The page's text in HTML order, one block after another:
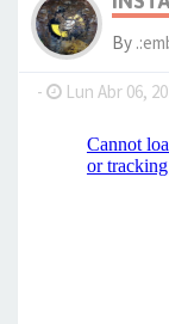
By
- Lun Abr 06,